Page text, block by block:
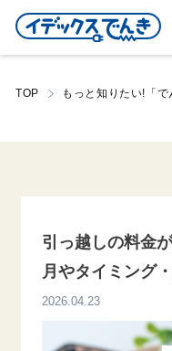
TOP もっと知りたい!「で
引っ越しの料金
月やタイミング
2026.04.23